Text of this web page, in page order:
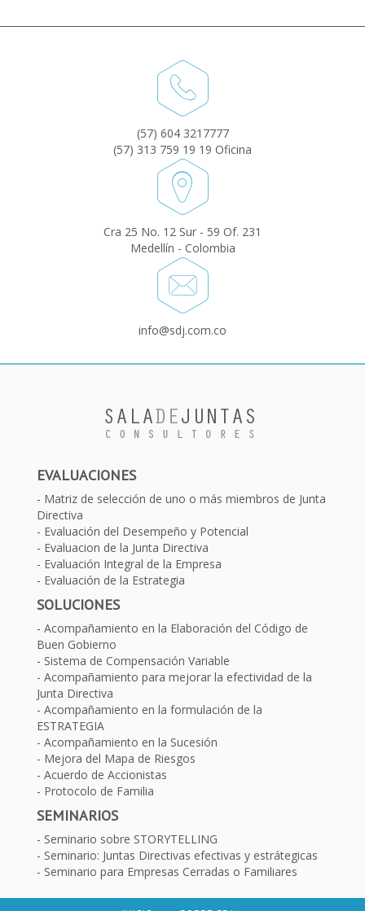
(57) 604 3217777
(57) 313 759 19 19 Oficina
Cra 25 No. 12 Sur - 59 Of. 231
Medellín - Colombia
info@sdj.com.co
EVALUACIONES
Matriz de selección de uno o más miembros de Junta
Directiva
Evaluación del Desempeño y Potencial
Evaluacion de la Junta Directiva
Evaluación Integral de la Empresa
Evaluación de la Estrategia
SOLUCIONES
Acompañamiento en la Elaboración del Código de
Buen Gobierno
Sistema de Compensación Variable
Acompañamiento para mejorar la efectividad de la
Junta Directiva
Acompañamiento en la formulación de la
ESTRATEGIA
Acompañamiento en la Sucesión
Mejora del Mapa de Riesgos
Acuerdo de Accionistas
Protocolo de Familia
SEMINARIOS
Seminario sobre STORYTELLING
Seminario: Juntas Directivas efectivas y estrátegicas
Seminario para Empresas Cerradas o Familiares